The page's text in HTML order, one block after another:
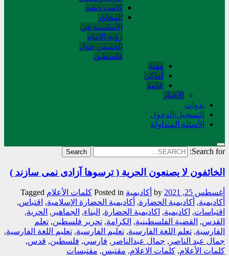
کامب دیفید
المحاور
الأساسية في
رؤية الإمام
الخميني حول
فلسطین
مهنة
أماکن
عامة
الأخبار
ندوات
التسجیل/الدخول
الأسئلة المتداولة
Search for:
الخائفون لا يصنعون الحرية ( ترسوها آزادی نمی سازند )
أغسطس 25, 2021 أکادیمیة Posted in کلمات الأعلام Tagged
أكاديمية, أكاديمية الحضارة, أكاديمية الحضارة الإسلامية, اقتباس,
اقتباسات, اكاديمية, اكاديمية الحضارة, البناء, الجماهير , الحرية,
القدس, القضية الفلسطينية, الكرامة, تحرير فلسطين, تعلم
الفارسية, تعلم اللغة الفارسية, تعليم الفارسية, تعليم اللغة الفارسية,
جمال عبد الناصر , جمال عبدالناصر , فارسي, فلسطين, قدس,
كلمات الأعلام, كلمات الاعلام, مقتبس, مقتبسات